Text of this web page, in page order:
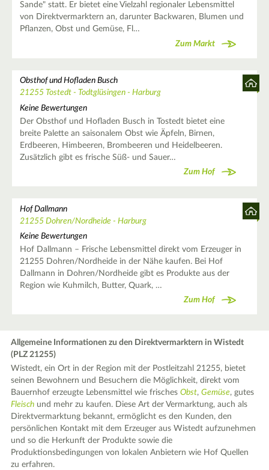
Sande" statt. Er bietet eine Vielzahl regionaler Lebensmittel
von Direktvermarktern an, darunter Backwaren, Blumen und
Pflanzen, Obst und Gemüse, Fl…
Zum Markt
Obsthof und Hofladen Busch
21255 Tostedt - Todtglüsingen - Harburg
Keine Bewertungen
Der Obsthof und Hofladen Busch in Tostedt bietet eine
breite Palette an saisonalem Obst wie Äpfeln, Birnen,
Erdbeeren, Himbeeren, Brombeeren und Heidelbeeren.
Zusätzlich gibt es frische Süß- und Sauer…
Zum Hof
Hof Dallmann
21255 Dohren/Nordheide - Harburg
Keine Bewertungen
Hof Dallmann – Frische Lebensmittel direkt vom Erzeuger in
21255 Dohren/Nordheide in der Nähe kaufen. Bei Hof
Dallmann in Dohren/Nordheide gibt es Produkte aus der
Region wie Kuhmilch, Butter, Quark, …
Zum Hof
Allgemeine Informationen zu den Direktvermarktern in Wistedt
(PLZ 21255)
Wistedt, ein Ort in der Region mit der Postleitzahl 21255, bietet
seinen Bewohnern und Besuchern die Möglichkeit, direkt vom
Bauernhof erzeugte Lebensmittel wie frischesObst,Gemüse, gutes
Fleisch und mehr zu kaufen. Diese Art der Vermarktung, auch als
Direktvermarktung bekannt, ermöglicht es den Kunden, den
persönlichen Kontakt mit dem Erzeuger aus Wistedt aufzunehmen
und so die Herkunft der Produkte sowie die
Produktionsbedingungen von lokalen Anbietern wie Hof Quellen
zu erfahren.